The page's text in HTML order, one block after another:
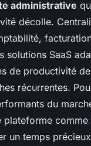
administrative
décolle.
solutions SaaS
de productivité
récurrentes.
du
plateforme comme
un temps